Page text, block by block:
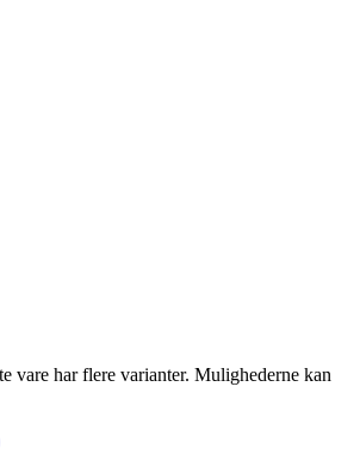
vare har flere varianter. Mulighederne kan